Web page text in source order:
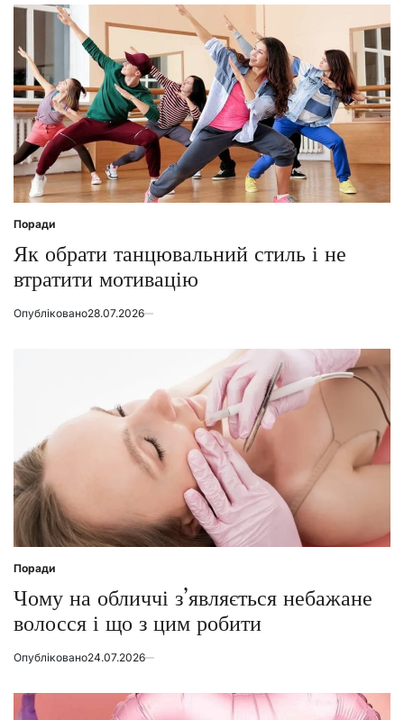
Posted
in
Поради
Як обрати танцювальний стиль і не
втратити мотивацію
Опубліковано28.07.2026
Posted
in
Поради
Чому на обличчі з’являється небажане
волосся і що з цим робити
Опубліковано24.07.2026